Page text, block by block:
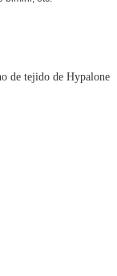
de tejido de Hypalone